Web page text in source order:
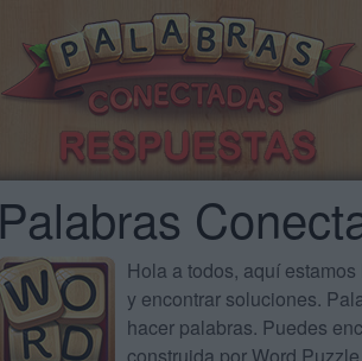
Palabras
Hola a todos, aquí
y encontrar soluciones.
hacer palabras. Puedes